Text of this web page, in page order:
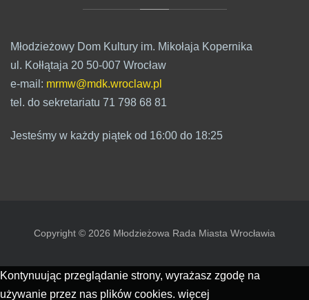
Młodzieżowy Dom Kultury im. Mikołaja Kopernika
ul. Kołłątaja 20 50-007 Wrocław
e-mail: mrmw@mdk.wroclaw.pl
tel. do sekretariatu 71 798 68 81
Jesteśmy w każdy piątek od 16:00 do 18:25
Copyright © 2026 Młodzieżowa Rada Miasta Wrocławia
Kontynuując przeglądanie strony, wyrażasz zgodę na
używanie przez nas plików cookies. więcej